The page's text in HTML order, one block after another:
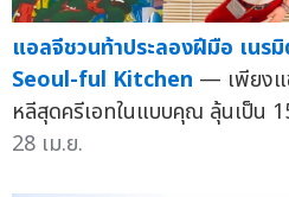
แอลจีชวนท้าประลองฝีมือ เนร
Seoul-ful Kitchen — เพียงแ
หลีสุดครีเอทในแบบคุณ ลุ้นเป็น
28 เม.ย.